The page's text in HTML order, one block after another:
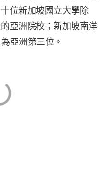
位新加坡國立大學除
亞洲院校；新加坡南洋
亞洲第三位。